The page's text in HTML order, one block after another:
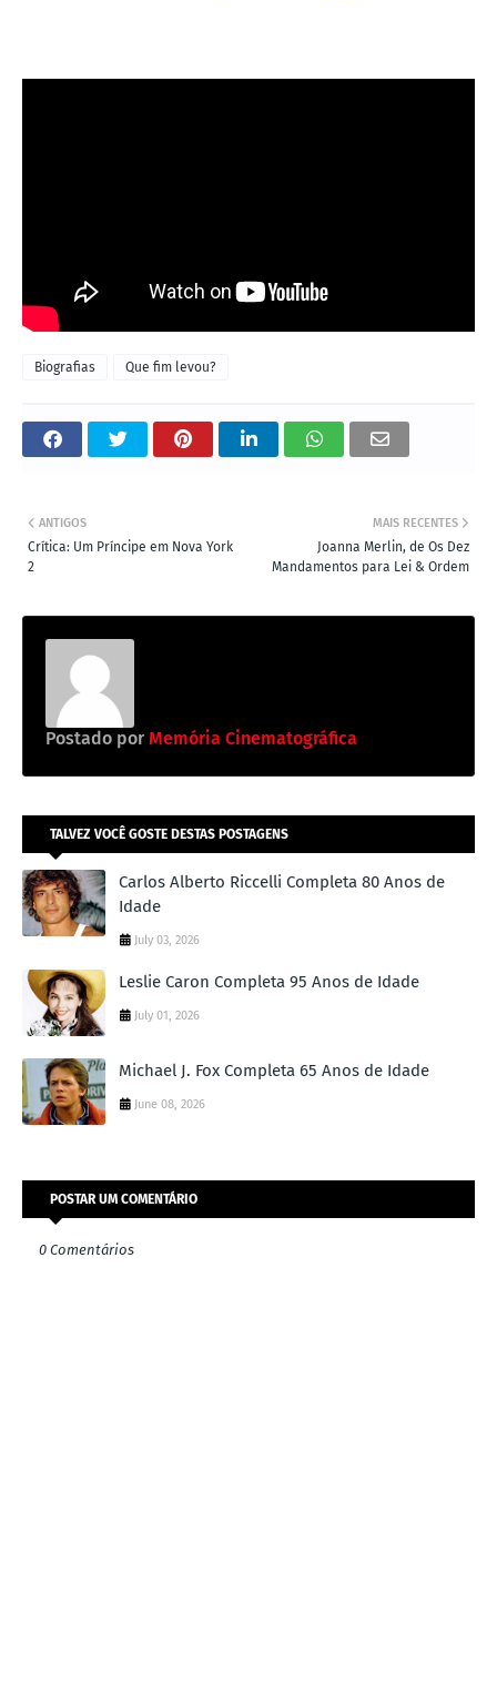
Biografias Que fim levou?
MAIS RECENTES
Joanna Merlin, de Os Dez
Mandamentos para Lei & Ordem
ANTIGOS
Crítica: Um Príncipe em Nova York
2
Postado por Memória Cinematográfica
TALVEZ VOCÊ GOSTE DESTAS POSTAGENS
Carlos Alberto Riccelli Completa 80 Anos de
Idade
July 03, 2026
Leslie Caron Completa 95 Anos de Idade
July 01, 2026
Michael J. Fox Completa 65 Anos de Idade
June 08, 2026
POSTAR UM COMENTÁRIO
0 Comentários